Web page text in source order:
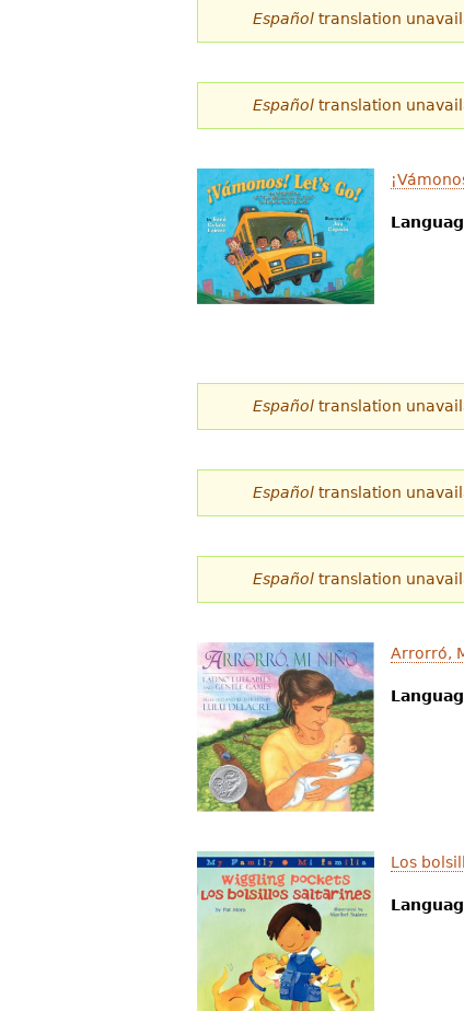
s
t
á
a
q
Español translation
Español translation
Español translation
Español translation
Español translation
Arrorró,
Los